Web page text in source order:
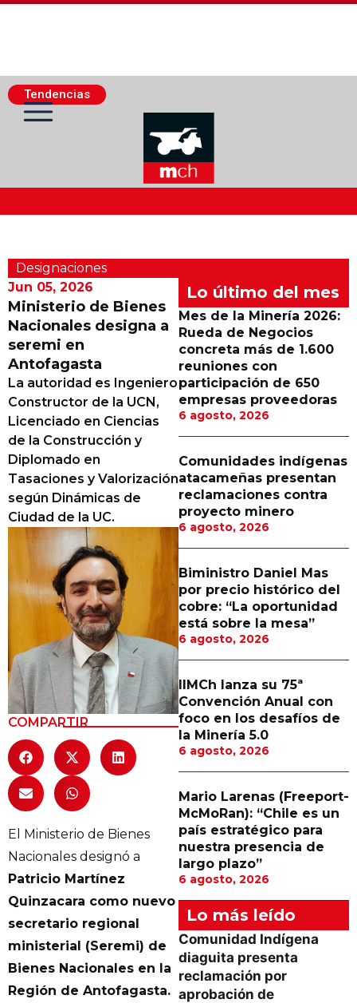
Tendencias
Actualidad Minera
Minería Superficie
Minerí­a Subterránea
Proveedores
Canal Digital
Columnas de Opinión
Designaciones
Calendario de Eventos
Revistas Digital
Siguenos
Designaciones
Jun 05, 2026
Ministerio de Bienes
Nacionales designa a
seremi en
Antofagasta
La autoridad es Ingeniero
Constructor de la UCN,
Licenciado en Ciencias
de la Construcción y
Diplomado en
Tasaciones y Valorización
según Dinámicas de
Ciudad de la UC.
COMPARTIR
El Ministerio de Bienes
Nacionales designó a
Patricio Martínez
Quinzacara como nuevo
secretario regional
ministerial (Seremi) de
Bienes Nacionales en la
Región de Antofagasta.
Lo último del mes
Mes de la Minería 2026:
Rueda de Negocios
concreta más de 1.600
reuniones con
participación de 650
empresas proveedoras
6 agosto, 2026
Comunidades indígenas
atacameñas presentan
reclamaciones contra
proyecto minero
6 agosto, 2026
Biministro Daniel Mas
por precio histórico del
cobre: “La oportunidad
está sobre la mesa”
6 agosto, 2026
IIMCh lanza su 75ª
Convención Anual con
foco en los desafíos de
la Minería 5.0
6 agosto, 2026
Mario Larenas (Freeport-
McMoRan): “Chile es un
país estratégico para
nuestra presencia de
largo plazo”
6 agosto, 2026
Lo más leído
Comunidad Indígena
diaguita presenta
reclamación por
aprobación de